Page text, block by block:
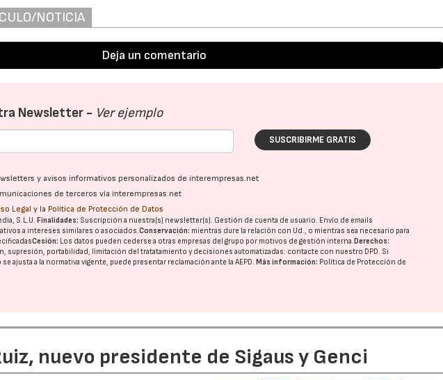
NOTICIA
Deja un comentario
Newsletter - Ver ejemplo
SUSCRIBIRME GRATIS
y avisos informativos personalizados de interempresas.net
de terceros vía interempresas.net
Legal y la Política de Protección de Datos
S.L.U.Finalidades: Suscripción a nuestra(s) newsletter(s). Gestión de cuenta de usuario. Envío de emails
a intereses similares o asociados.Conservación: mientras dure la relación con Ud., o mientras sea necesario para
Cesión: Los datos pueden cederse a otras empresas del grupo por motivos de gestión interna.Derechos:
supresión, portabilidad, limitación del tratatamiento y decisiones automatizadas: contacte con nuestro DPD. Si
ajusta a la normativa vigente, puede presentar reclamación ante laAEPD.Más información: Política de Protección de
nuevo presidente de Sigaus y Genci